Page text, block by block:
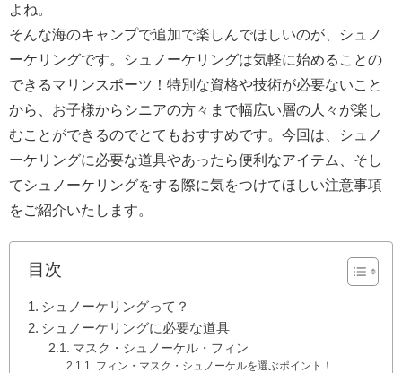
よね。
そんな海のキャンプで追加で楽しんでほしいのが、シュノ
ーケリングです。シュノーケリングは気軽に始めることの
できるマリンスポーツ！特別な資格や技術が必要ないこと
から、お子様からシニアの方々まで幅広い層の人々が楽し
むことができるのでとてもおすすめです。今回は、シュノ
ーケリングに必要な道具やあったら便利なアイテム、そし
てシュノーケリングをする際に気をつけてほしい注意事項
をご紹介いたします。
目次
シュノーケリングって？
シュノーケリングに必要な道具
マスク・シュノーケル・フィン
フィン・マスク・シュノーケルを選ぶポイント！